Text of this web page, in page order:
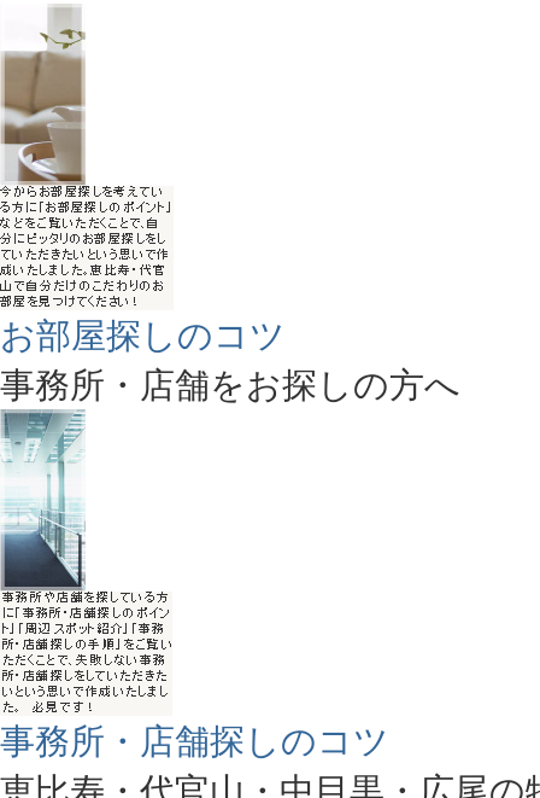
お部屋探しのコツ
事務所・店舗をお探しの方へ
事務所・店舗探しのコツ